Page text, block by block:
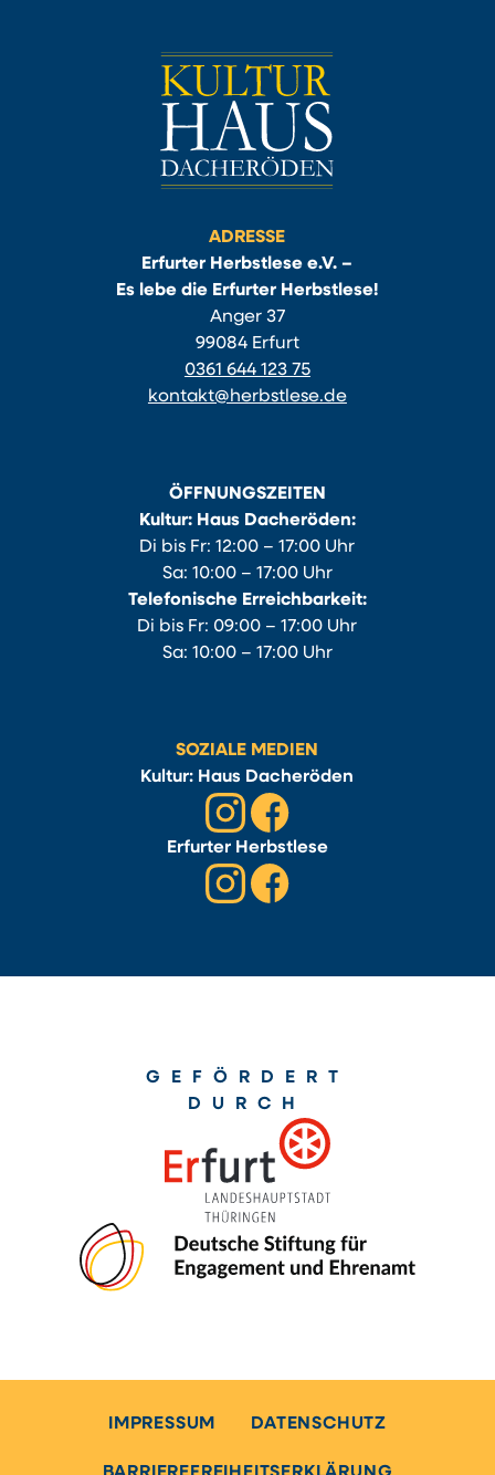
ADRESSE
Erfurter Herbstlese e.V. –
Es lebe die Erfurter Herbstlese!
Anger 37
99084 Erfurt
0361 644 123 75
kontakt@herbstlese.de
ÖFFNUNGSZEITEN
Kultur: Haus Dacheröden:
Di bis Fr: 12:00 – 17:00 Uhr
Sa: 10:00 – 17:00 Uhr
Telefonische Erreichbarkeit:
Di bis Fr: 09:00 – 17:00 Uhr
Sa: 10:00 – 17:00 Uhr
SOZIALE MEDIEN
Kultur: Haus Dacheröden
Erfurter Herbstlese
GEFÖRDERT
DURCH
IMPRESSUM DATENSCHUTZ